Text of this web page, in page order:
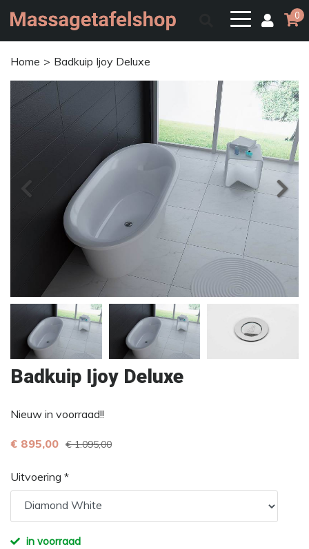
0
Home Badkuip Ijoy Deluxe
Badkuip Ijoy Deluxe
Nieuw in voorraad!!
€ 895,00 € 1.095,00
Uitvoering *
in voorraad